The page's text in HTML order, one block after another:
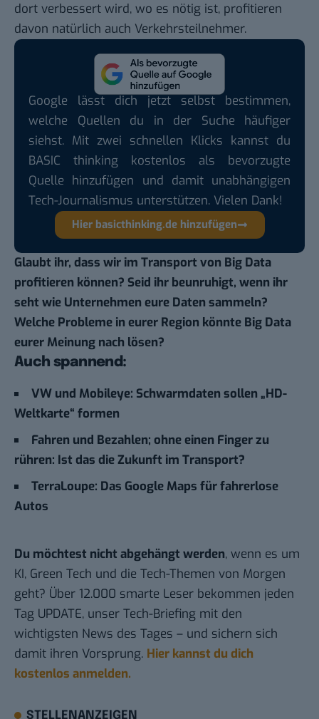
dort verbessert wird, wo es nötig ist, profitieren
davon natürlich auch Verkehrsteilnehmer.
Google lässt dich jetzt selbst bestimmen,
welche Quellen du in der Suche häufiger
siehst. Mit zwei schnellen Klicks kannst du
BASIC thinking kostenlos als bevorzugte
Quelle hinzufügen und damit unabhängigen
Tech-Journalismus unterstützen. Vielen Dank!
Hier basicthinking.de hinzufügen
Glaubt ihr, dass wir im Transport von Big Data
profitieren können? Seid ihr beunruhigt, wenn ihr
seht wie Unternehmen eure Daten sammeln?
Welche Probleme in eurer Region könnte Big Data
eurer Meinung nach lösen?
Auch spannend:
VW und Mobileye: Schwarmdaten sollen „HD-
Weltkarte“ formen
Fahren und Bezahlen; ohne einen Finger zu
rühren: Ist das die Zukunft im Transport?
TerraLoupe: Das Google Maps für fahrerlose
Autos
Du möchtest nicht abgehängt werden, wenn es um
KI, Green Tech und die Tech-Themen von Morgen
geht? Über 12.000 smarte Leser bekommen jeden
Tag UPDATE, unser Tech-Briefing mit den
wichtigsten News des Tages – und sichern sich
damit ihren Vorsprung. Hier kannst du dich
kostenlos anmelden.
STELLENANZEIGEN